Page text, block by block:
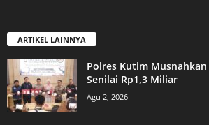
ARTIKEL LAINNYA
Polres Kutim
Senilai Rp1,3 Miliar
Agu 2, 2026